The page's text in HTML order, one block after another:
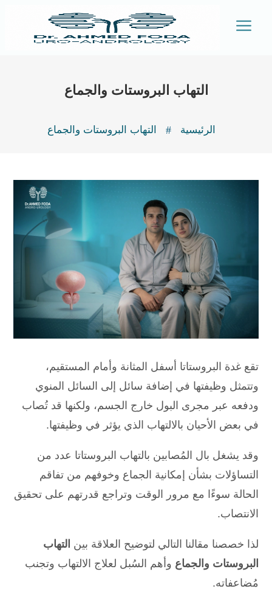
a
التهاب البروستات والجماع
الرئيسية # التهاب البروستات والجماع
تقع غدة البروستاتا أسفل المثانة وأمام المستقيم،
وتتمثل وظيفتها في إضافة سائل إلى السائل المنوي
ودفعه عبر مجرى البول خارج الجسم، ولكنها قد تُصاب
في بعض الأحيان بالالتهاب الذي يؤثر في وظيفتها.
وقد يشغل بال المُصابين بالتهاب البروستاتا عدد من
التساؤلات بشأن إمكانية الجماع وخوفهم من تفاقم
الحالة سوءًا مع مرور الوقت وتراجع قدرتهم على تحقيق
الانتصاب.
لذا خصصنا مقالنا التالي لتوضيح العلاقة بين التهاب
البروستات والجماع وأهم السُبل لعلاج الالتهاب وتجنب
مُضاعفاته.